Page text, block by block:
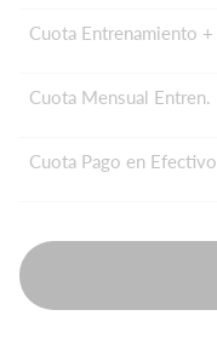
Cuota Entrenamiento +
Cuota Mensual Entren.
Cuota Pago en Efectivo